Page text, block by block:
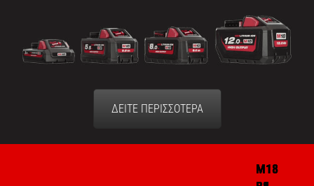
ΔΕΙΤΕ ΠΕΡΙΣΣΟΤΕΡΑ
M18
M18
M18